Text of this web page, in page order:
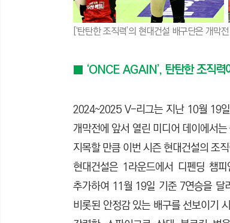
[‘탄탄한 조직력’의 현대건설 배구단은 개
■ ‘ONCE AGAIN’, 탄탄한 조직력
2024~2025 V-리그는 지난 10월 19
개막전에 앞서 열린 미디어 데이에서
지목할 만큼 이번 시즌 현대건설의 조
현대건설은 1라운드에서 디펜딩 챔
추가하여 11월 19일 기준 7연승을 달
비롯된 안정감 있는 배구를 선보이기